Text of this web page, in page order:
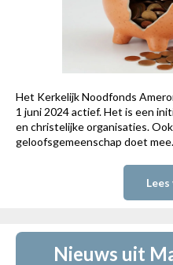
Het Kerkelijk Noodfonds
1 juni 2024 actief. Het is een
en christelijke organisaties.
geloofsgemeenschap doet mee.
Nieuws uit